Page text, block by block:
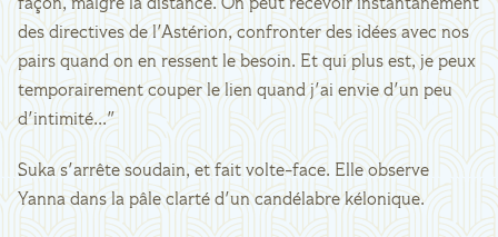
façon, malgré la distance. On peut recevoir instantanément
des directives de l'Astérion, confronter des idées avec nos
pairs quand on en ressent le besoin. Et qui plus est, je peux
temporairement couper le lien quand j'ai envie d'un peu
d'intimité..."
Suka s'arrête soudain, et fait volte-face. Elle observe
Yanna dans la pâle clarté d'un candélabre kélonique.